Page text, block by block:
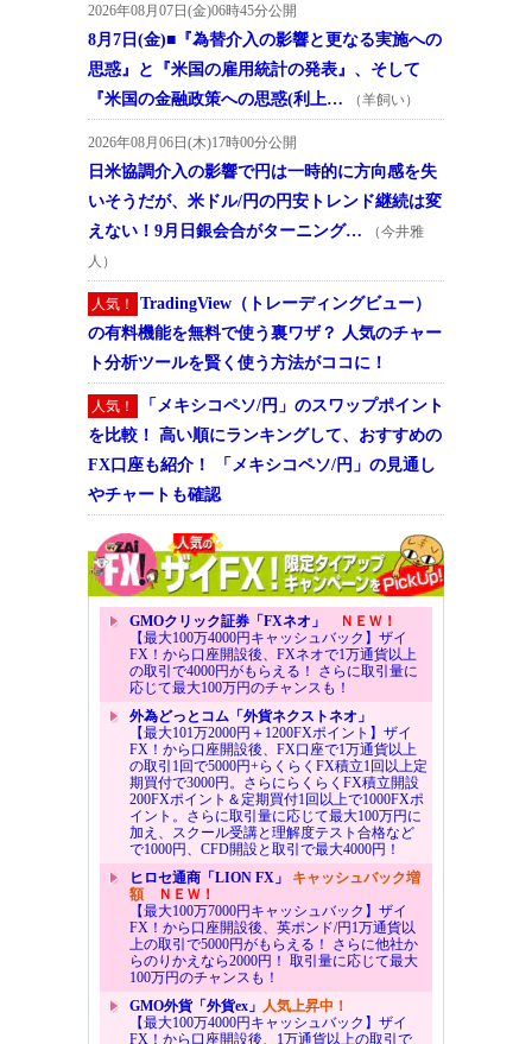
2026年08月07日(金)06時45分公開
8月7日(金)■『為替介入の影響と更なる実施への
思惑』と『米国の雇用統計の発表』、そして
『米国の金融政策への思惑(利上…
（羊飼い）
2026年08月06日(木)17時00分公開
日米協調介入の影響で円は一時的に方向感を失
いそうだが、米ドル/円の円安トレンド継続は変
えない！9月日銀会合がターニング…
（今井雅
人）
人気！
TradingView（トレーディングビュー）
の有料機能を無料で使う裏ワザ？ 人気のチャー
ト分析ツールを賢く使う方法がココに！
人気！
「メキシコペソ/円」のスワップポイント
を比較！ 高い順にランキングして、おすすめの
FX口座も紹介！ 「メキシコペソ/円」の見通し
やチャートも確認
GMOクリック証券「FXネオ」
ＮＥＷ！
【最大100万4000円キャッシュバック】ザイ
FX！から口座開設後、FXネオで1万通貨以上
の取引で4000円がもらえる！ さらに取引量に
応じて最大100万円のチャンスも！
外為どっとコム「外貨ネクストネオ」
【最大101万2000円＋1200FXポイント】ザイ
FX！から口座開設後、FX口座で1万通貨以上
の取引1回で5000円+らくらくFX積立1回以上定
期買付で3000円。さらにらくらくFX積立開設
200FXポイント＆定期買付1回以上で1000FXポ
イント。さらに取引量に応じて最大100万円に
加え、スクール受講と理解度テスト合格など
で1000円、CFD開設と取引で最大4000円！
ヒロセ通商「LION FX」 キャッシュバック増
額ＮＥＷ！
【最大100万7000円キャッシュバック】ザイ
FX！から口座開設後、英ポンド/円1万通貨以
上の取引で5000円がもらえる！ さらに他社か
らのりかえなら2000円！ 取引量に応じて最大
100万円のチャンスも！
GMO外貨「外貨ex」 人気上昇中！
【最大100万4000円キャッシュバック】ザイ
FX！から口座開設後、1万通貨以上の取引で